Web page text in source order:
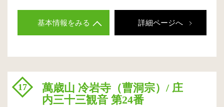
基本情報をみる 詳細ページへ
17
萬歳山 冷岩寺（曹洞宗）/ 庄
内三十三観音 第24番